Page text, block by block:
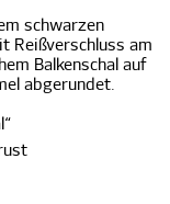
schwarzen
Reißverschluss am
Balkenschal auf
abgerundet.